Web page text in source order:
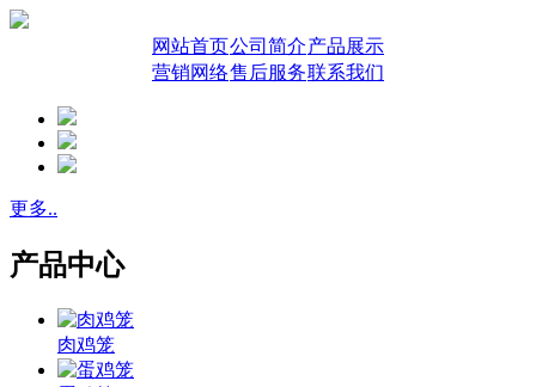
网站首页公司简介产品展示
营销网络售后服务联系我们
更多..
产品中心
肉鸡笼